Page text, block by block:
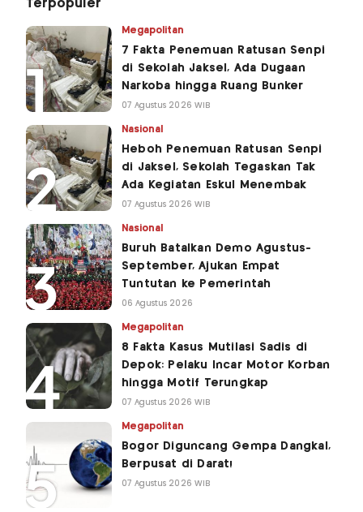
Terpopuler
Megapolitan
7 Fakta Penemuan Ratusan Senpi
di Sekolah Jaksel, Ada Dugaan
Narkoba hingga Ruang Bunker
07 Agustus 2026 WIB
Nasional
Heboh Penemuan Ratusan Senpi
di Jaksel, Sekolah Tegaskan Tak
Ada Kegiatan Eskul Menembak
07 Agustus 2026 WIB
Nasional
Buruh Batalkan Demo Agustus-
September, Ajukan Empat
Tuntutan ke Pemerintah
06 Agustus 2026
Megapolitan
8 Fakta Kasus Mutilasi Sadis di
Depok: Pelaku Incar Motor Korban
hingga Motif Terungkap
07 Agustus 2026 WIB
Megapolitan
Bogor Diguncang Gempa Dangkal,
Berpusat di Darat!
07 Agustus 2026 WIB